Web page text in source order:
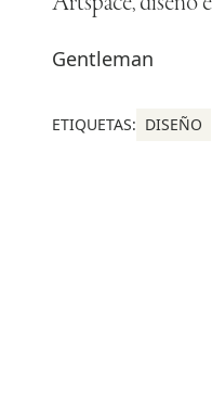
Gentleman
ETIQUETAS: DISEÑO